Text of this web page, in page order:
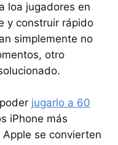
loa jugadores en
y construir rápido
simplemente no
otro
jugarlo a 60
iPhone más
se convierten